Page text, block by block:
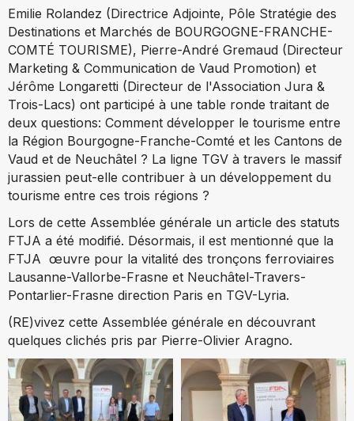
Emilie Rolandez (Directrice Adjointe, Pôle Stratégie des
Destinations et Marchés de BOURGOGNE-FRANCHE-
COMTÉ TOURISME), Pierre-André Gremaud (Directeur
Marketing & Communication de Vaud Promotion) et
Jérôme Longaretti (Directeur de l'Association Jura &
Trois-Lacs) ont participé à une table ronde traitant de
deux questions: Comment développer le tourisme entre
la Région Bourgogne-Franche-Comté et les Cantons de
Vaud et de Neuchâtel ? La ligne TGV à travers le massif
jurassien peut-elle contribuer à un développement du
tourisme entre ces trois régions ?
Lors de cette Assemblée générale un article des statuts
FTJA a été modifié. Désormais, il est mentionné que la
FTJA œuvre pour la vitalité des tronçons ferroviaires
Lausanne-Vallorbe-Frasne et Neuchâtel-Travers-
Pontarlier-Frasne direction Paris en TGV-Lyria.
(RE)vivez cette Assemblée générale en découvrant
quelques clichés pris par Pierre-Olivier Aragno.